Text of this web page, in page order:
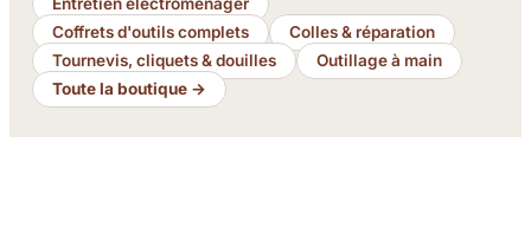
Entretien électroménager
Coffrets d'outils complets
Colles & réparation
Tournevis, cliquets & douilles
Outillage à main
Toute la boutique →